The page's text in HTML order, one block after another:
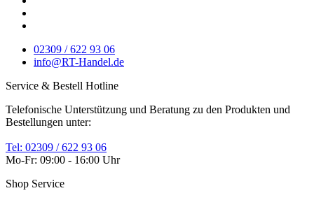
02309 / 622 93 06
info@RT-Handel.de
Service & Bestell Hotline
Telefonische Unterstützung und Beratung zu den Produkten und
Bestellungen unter:
Tel: 02309 / 622 93 06
Mo-Fr: 09:00 - 16:00 Uhr
Shop Service